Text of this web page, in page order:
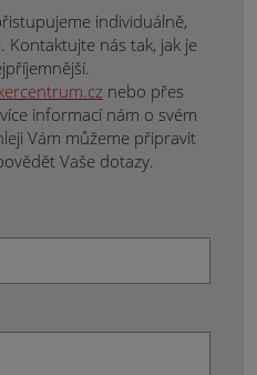
individuálně,
Kontaktujte nás tak, jak je
nebo přes
informací nám o svém
Vám můžeme připravit
Vaše dotazy.